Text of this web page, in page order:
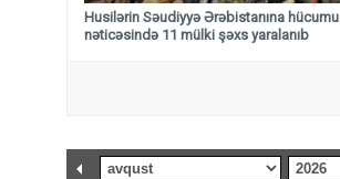
Husilərin Səudiyyə Ərəbistanına hücumu
nəticəsində 11 mülki şəxs yaralanıb